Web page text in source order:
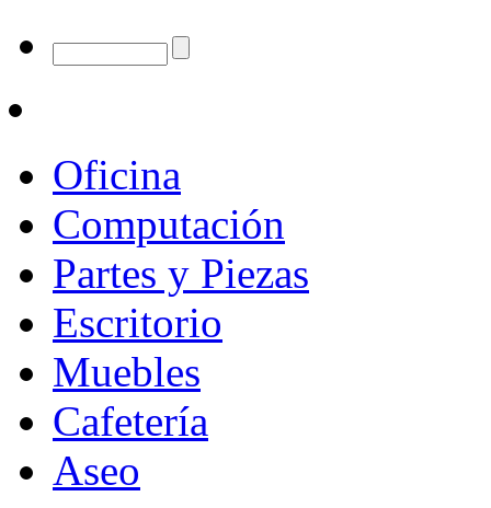
Oficina
Computación
Partes y Piezas
Escritorio
Muebles
Cafetería
Aseo